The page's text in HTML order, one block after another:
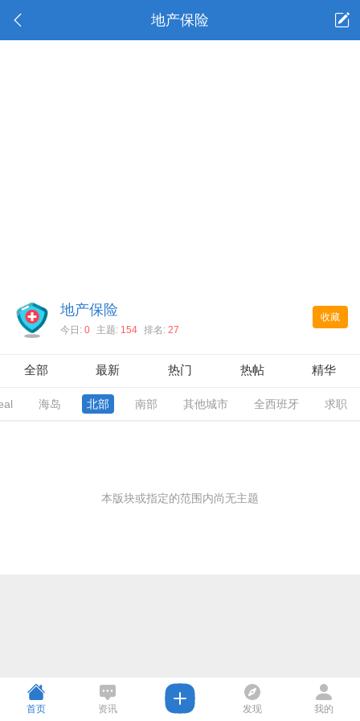
地产保险
收藏
地产保险
今日: 0 主题: 154 排名: 27
全部 最新 热门 热帖 精华
海岛 北部 南部 其他城市 全西班牙 求职
本版块或指定的范围内尚无主题
首页 资讯 发现 我的